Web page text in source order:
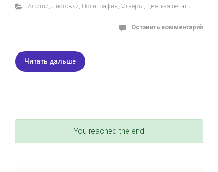
Афиши, Листовки, Полиграфия, Флаеры, Цветная печать
Оставить комментарий
Читать дальше
You reached the end